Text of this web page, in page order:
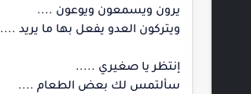
يرون ويسمعون ويوعون ....
ويتركون العدو يفعل بها ما يريد ....
إنتظر يا صغيري .....
سألتمس لك بعض الطعام ....